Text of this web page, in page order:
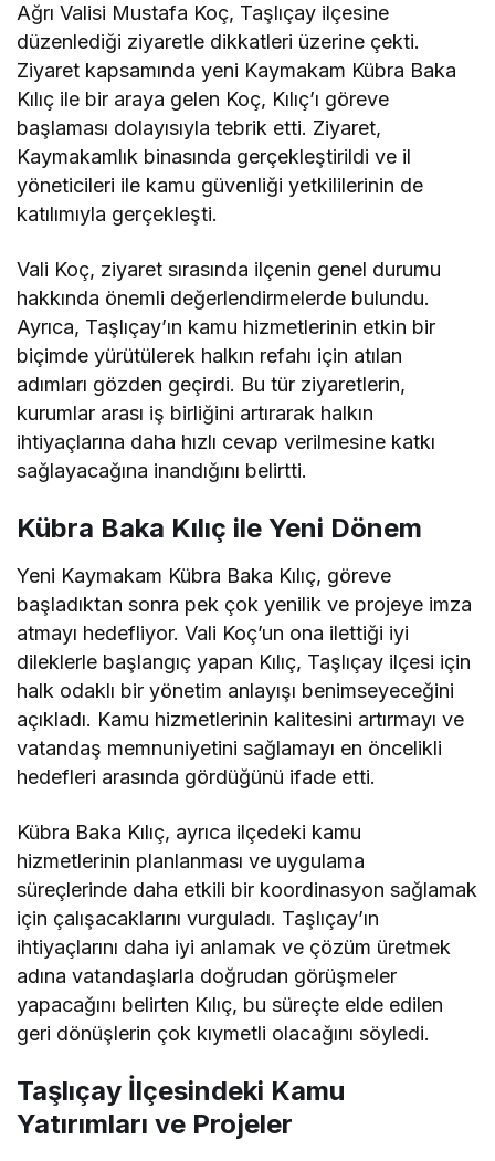
Ağrı Valisi Mustafa Koç, Taşlıçay ilçesine
düzenlediği ziyaretle dikkatleri üzerine çekti.
Ziyaret kapsamında yeni Kaymakam Kübra Baka
Kılıç ile bir araya gelen Koç, Kılıç’ı göreve
başlaması dolayısıyla tebrik etti. Ziyaret,
Kaymakamlık binasında gerçekleştirildi ve il
yöneticileri ile kamu güvenliği yetkililerinin de
katılımıyla gerçekleşti.
Vali Koç, ziyaret sırasında ilçenin genel durumu
hakkında önemli değerlendirmelerde bulundu.
Ayrıca, Taşlıçay’ın kamu hizmetlerinin etkin bir
biçimde yürütülerek halkın refahı için atılan
adımları gözden geçirdi. Bu tür ziyaretlerin,
kurumlar arası iş birliğini artırarak halkın
ihtiyaçlarına daha hızlı cevap verilmesine katkı
sağlayacağına inandığını belirtti.
Kübra Baka Kılıç ile Yeni Dönem
Yeni Kaymakam Kübra Baka Kılıç, göreve
başladıktan sonra pek çok yenilik ve projeye imza
atmayı hedefliyor. Vali Koç’un ona ilettiği iyi
dileklerle başlangıç yapan Kılıç, Taşlıçay ilçesi için
halk odaklı bir yönetim anlayışı benimseyeceğini
açıkladı. Kamu hizmetlerinin kalitesini artırmayı ve
vatandaş memnuniyetini sağlamayı en öncelikli
hedefleri arasında gördüğünü ifade etti.
Kübra Baka Kılıç, ayrıca ilçedeki kamu
hizmetlerinin planlanması ve uygulama
süreçlerinde daha etkili bir koordinasyon sağlamak
için çalışacaklarını vurguladı. Taşlıçay’ın
ihtiyaçlarını daha iyi anlamak ve çözüm üretmek
adına vatandaşlarla doğrudan görüşmeler
yapacağını belirten Kılıç, bu süreçte elde edilen
geri dönüşlerin çok kıymetli olacağını söyledi.
Taşlıçay İlçesindeki Kamu
Yatırımları ve Projeler